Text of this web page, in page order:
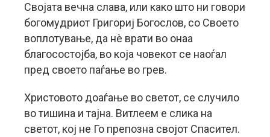
Својата вечна слава, или како што ни говори
богомудриот Григориј Богослов, со Своето
воплотување, да нѐ врати во онаа
благосостојба, во која човекот се наоѓал
пред своето паѓање во грев.
Христовото доаѓање во светот, се случило
во тишина и тајна. Витлеем е слика на
светот, кој не Го препозна својот Спасител.